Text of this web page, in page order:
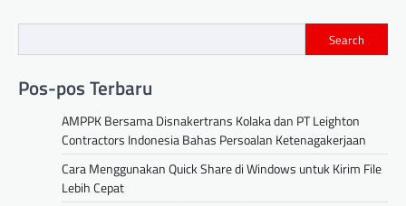
Search
Pos-pos Terbaru
AMPPK Bersama Disnakertrans Kolaka dan PT Leighton
Contractors Indonesia Bahas Persoalan Ketenagakerjaan
Cara Menggunakan Quick Share di Windows untuk Kirim File
Lebih Cepat